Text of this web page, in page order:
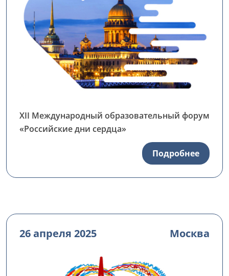
XII Международный образовательный форум
«Российские дни сердца»
Подробнее
26 апреля 2025 Москва